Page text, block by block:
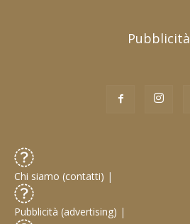
Pubblicità
Chi siamo (contatti) |
Pubblicità (advertising) |